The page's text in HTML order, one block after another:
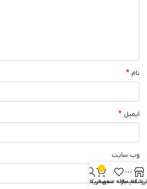
نام *
ایمیل *
وب‌ سایت
سایدبارعلاقه مندی
0
سبد خرید
حساب کاربری من